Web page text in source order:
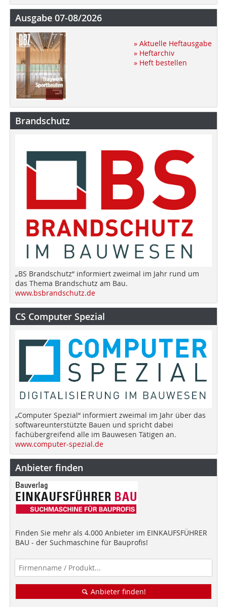
Ausgabe 07-08/2026
» Aktuelle Heftausgabe
» Heftarchiv
» Heft bestellen
Brandschutz
„BS Brandschutz“ informiert zweimal im Jahr rund um
das Thema Brandschutz am Bau.
www.bsbrandschutz.de
CS Computer Spezial
„Computer Spezial“ informiert zweimal im Jahr über das
softwareunterstützte Bauen und spricht dabei
fachübergreifend alle im Bauwesen Tätigen an.
www.computer-spezial.de
Anbieter finden
Finden Sie mehr als 4.000 Anbieter im EINKAUFSFÜHRER
BAU - der Suchmaschine für Bauprofis!
Anbieter finden!